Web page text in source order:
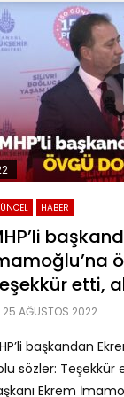
HABER
etti,
25 AĞUSTOS 2022
başkandan
sözler: Teşekkür
Ekrem